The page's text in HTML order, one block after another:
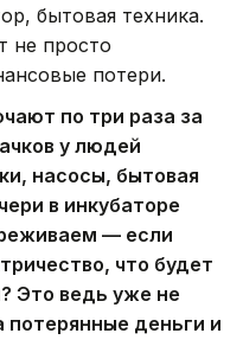
бытовая техника.
не просто
потери.
по три раза за
у людей
насосы, бытовая
в инкубаторе
— если
что будет
Это ведь уже не
потерянные деньги и